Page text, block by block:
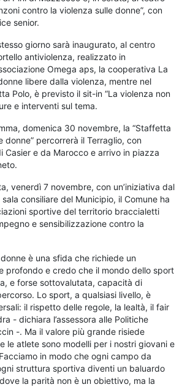
contro la violenza sulle donne”, con
senior.
giorno sarà inaugurato, al centro
antiviolenza, realizzato in
Omega aps, la cooperativa La
libere dalla violenza, mentre nel
Polo, è previsto il sit-in “La violenza non
e interventi sul tema.
domenica 30 novembre, la “Staffetta
donne” percorrerà il Terraglio, con
Casier e da Marocco e arrivo in piazza
venerdì 7 novembre, con un’iniziativa dal
consiliare del Municipio, il Comune ha
sportive del territorio braccialetti
e sensibilizzazione contro la
è una sfida che richiede un
profondo e credo che il mondo dello sport
e forse sottovalutata, capacità di
Lo sport, a qualsiasi livello, è
il rispetto delle regole, la lealtà, il fair
- dichiara l’assessora alle Politiche
-. Ma il valore più grande risiede
e le atlete sono modelli per i nostri giovani e
in modo che ogni campo da
struttura sportiva diventi un baluardo
la parità non è un obiettivo, ma la